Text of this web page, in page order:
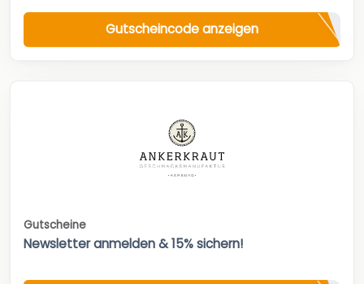
Gutscheincode anzeigen
Gutscheine
Newsletter anmelden & 15% sichern!